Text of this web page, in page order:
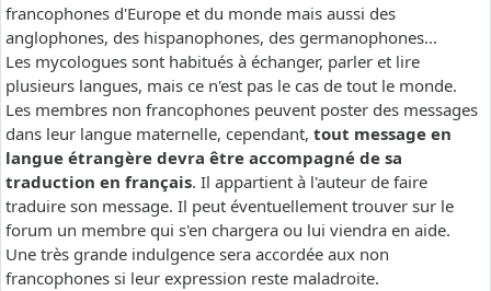
francophones d'Europe et du monde mais aussi des
anglophones, des hispanophones, des germanophones...
Les mycologues sont habitués à échanger, parler et lire
plusieurs langues, mais ce n'est pas le cas de tout le monde.
Les membres non francophones peuvent poster des messages
dans leur langue maternelle, cependant, tout message en
langue étrangère devra être accompagné de sa
traduction en français. Il appartient à l'auteur de faire
traduire son message. Il peut éventuellement trouver sur le
forum un membre qui s'en chargera ou lui viendra en aide.
Une très grande indulgence sera accordée aux non
francophones si leur expression reste maladroite.